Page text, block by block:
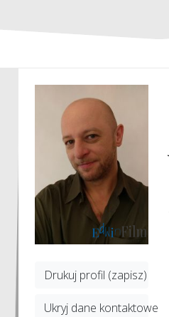
Drukuj profil (zapisz)
Ukryj dane kontaktowe